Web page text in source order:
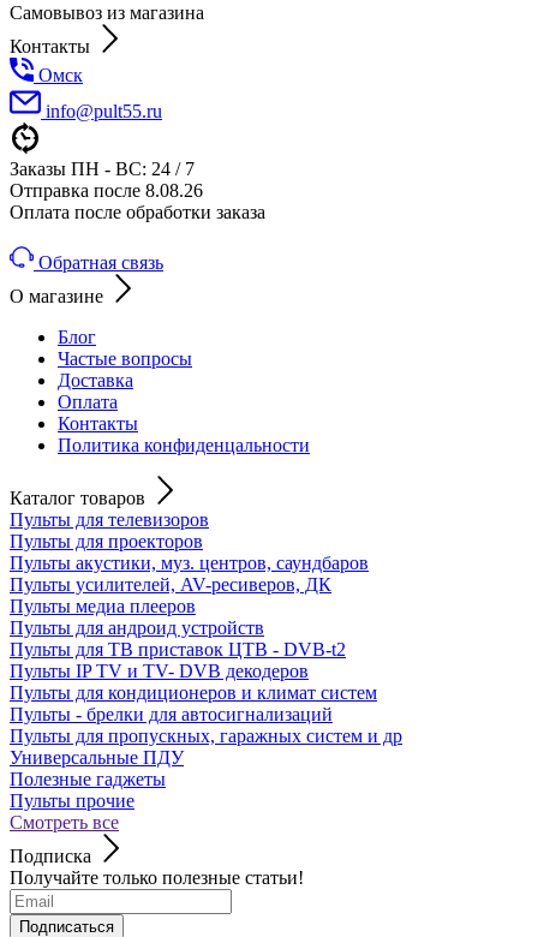
Самовывоз из магазина
Контакты
Омск
info@pult55.ru
Заказы ПН - ВС: 24 / 7
Отправка после 8.08.26
Оплата после обработки заказа
Обратная связь
О магазине
Блог
Частые вопросы
Доставка
Оплата
Контакты
Политика конфиденцальности
Каталог товаров
Пульты для телевизоров
Пульты для проекторов
Пульты акустики, муз. центров, саундбаров
Пульты усилителей, AV-ресиверов, ДК
Пульты медиа плееров
Пульты для андроид устройств
Пульты для ТВ приставок ЦТВ - DVB-t2
Пульты IP TV и TV- DVB декодеров
Пульты для кондиционеров и климат систем
Пульты - брелки для автосигнализаций
Пульты для пропускных, гаражных систем и др
Универсальные ПДУ
Полезные гаджеты
Пульты прочие
Смотреть все
Подписка
Получайте только полезные статьи!
Подписаться